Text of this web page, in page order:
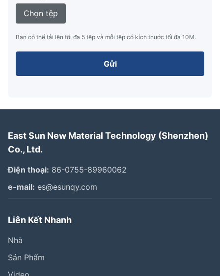
Chọn tệp
Bạn có thể tải lên tối đa 5 tệp và mỗi tệp có kích thước tối đa 10M.
Gửi
East Sun New Material Technology (Shenzhen)
Co., Ltd.
Điện thoại: 86-0755-89960062
e-mail: es@esunqy.com
Liên Kết Nhanh
Nhà
Sản Phẩm